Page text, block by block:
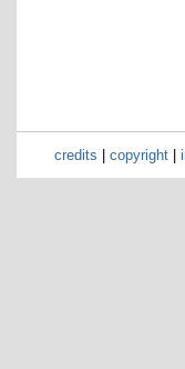
credits copyright|